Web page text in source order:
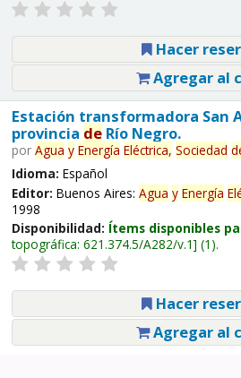
Hacer
Agregar al
Estación transformadora San
provincia deRío Negro.
por Agua y Energía Eléctrica, Sociedad
Idioma: Español
Editor: Buenos Aires: Agua y Energía
1998
Disponibilidad: Ítems disponibles
topográfica: 621.374.5/A282/v.1 (1).
Hacer
Agregar al